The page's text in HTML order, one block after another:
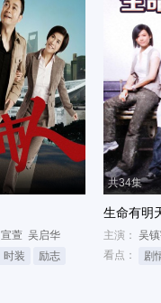
宣萱 吴启华
时装 励志
共34集
生命有明
主演： 吴
看点：
剧